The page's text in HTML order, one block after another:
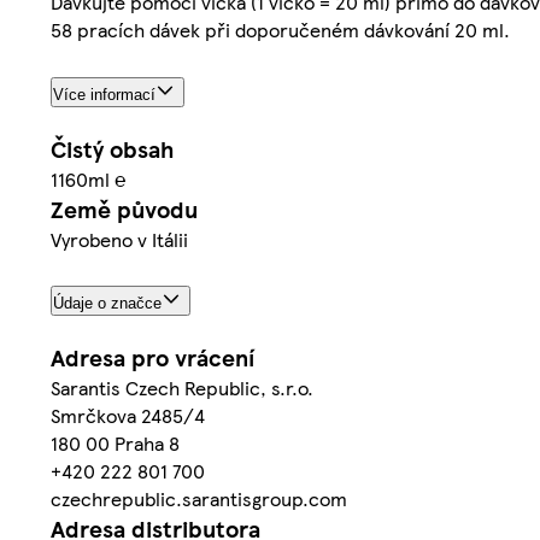
58 pracích dávek při doporučeném dávkování 20 ml.
Více informací
Čistý obsah
1160ml ℮
Země původu
Vyrobeno v Itálii
Údaje o značce
Adresa pro vrácení
Sarantis Czech Republic, s.r.o.
Smrčkova 2485/4
180 00 Praha 8
+420 222 801 700
czechrepublic.sarantisgroup.com
Adresa distributora